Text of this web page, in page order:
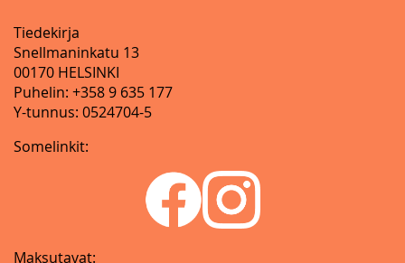
Tiedekirja
Snellmaninkatu 13
00170 HELSINKI
Puhelin: +358 9 635 177
Y-tunnus: 0524704-5
Somelinkit:
Maksutavat: